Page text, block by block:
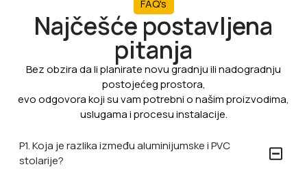
FAQ's
Najčešće postavljena
pitanja
Bez obzira da li planirate novu gradnju ili nadogradnju
postojećeg prostora,
evo odgovora koji su vam potrebni o našim proizvodima,
uslugama i procesu instalacije.
P1. Koja je razlika između aluminijumske i PVC
stolarije?